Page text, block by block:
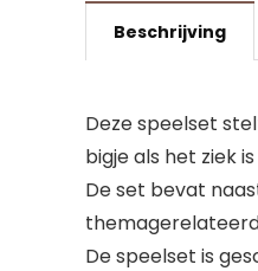
Beschrijving
Deze speelset
bigje als het ziek is
De set bevat
De speelset is